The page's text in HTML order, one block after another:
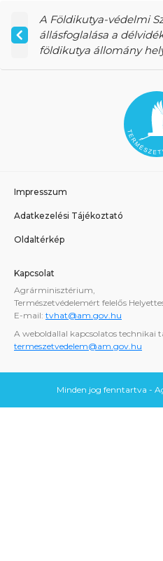
A Földikutya-védelmi
állásfoglalása a
földikutya állomány
Impresszum
Adatkezelési Tájékoztató
Oldaltérkép
Kapcsolat
Agrárminisztérium,
Természetvédelemért felelős
E-mail: tvhat@am.gov.hu
A weboldallal kapcsolatos technikai
termeszetvedelem@am.gov.hu
Minden jog fenntartva -